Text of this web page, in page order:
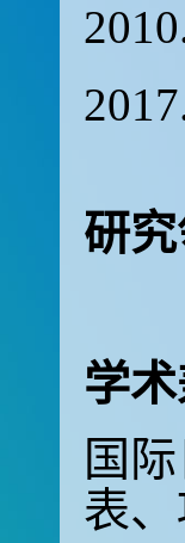
研
学术
国
表